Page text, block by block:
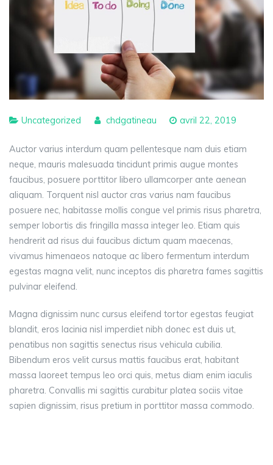
Uncategorized chdgatineau avril 22, 2019
Auctor varius interdum quam pellentesque nam duis etiam
neque, mauris malesuada tincidunt primis augue montes
faucibus, posuere porttitor libero ullamcorper ante aenean
aliquam. Torquent nisl auctor cras varius nam faucibus
posuere nec, habitasse mollis congue vel primis risus pharetra,
semper lobortis dis fringilla massa integer leo. Etiam quis
hendrerit ad risus dui faucibus dictum quam maecenas,
vivamus himenaeos natoque ac libero fermentum interdum
egestas magna velit, nunc inceptos dis pharetra fames sagittis
pulvinar eleifend.
Magna dignissim nunc cursus eleifend tortor egestas feugiat
blandit, eros lacinia nisl imperdiet nibh donec est duis ut,
penatibus non sagittis senectus risus vehicula cubilia.
Bibendum eros velit cursus mattis faucibus erat, habitant
massa laoreet tempus leo orci quis, metus diam enim iaculis
pharetra. Convallis mi sagittis curabitur platea sociis vitae
sapien dignissim, risus pretium in porttitor massa commodo.